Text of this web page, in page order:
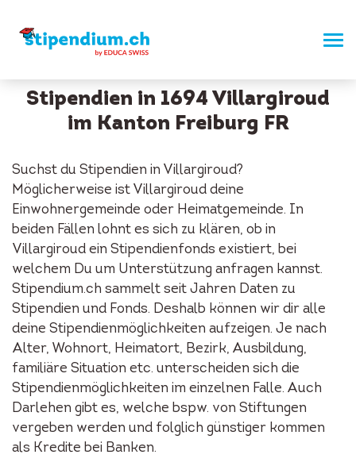
Stipendien in 1694 Villargiroud
im Kanton Freiburg FR
Suchst du Stipendien in Villargiroud?
Möglicherweise ist Villargiroud deine
Einwohnergemeinde oder Heimatgemeinde. In
beiden Fällen lohnt es sich zu klären, ob in
Villargiroud ein Stipendienfonds existiert, bei
welchem Du um Unterstützung anfragen kannst.
Stipendium.ch sammelt seit Jahren Daten zu
Stipendien und Fonds. Deshalb können wir dir alle
deine Stipendienmöglichkeiten aufzeigen. Je nach
Alter, Wohnort, Heimatort, Bezirk, Ausbildung,
familiäre Situation etc. unterscheiden sich die
Stipendienmöglichkeiten im einzelnen Falle. Auch
Darlehen gibt es, welche bspw. von Stiftungen
vergeben werden und folglich günstiger kommen
als Kredite bei Banken.